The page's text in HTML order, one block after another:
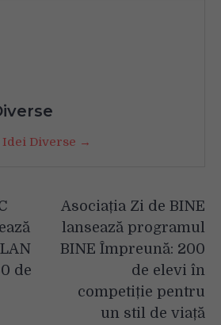
Idei Diverse →
de
Asociația Zi de BINE
lansează programul
BINE Împreună: 200
de elevi în
competiție pentru
un stil de viață